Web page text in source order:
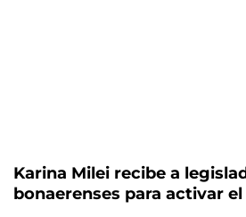
Karina Milei recibe a
bonaerenses para activar